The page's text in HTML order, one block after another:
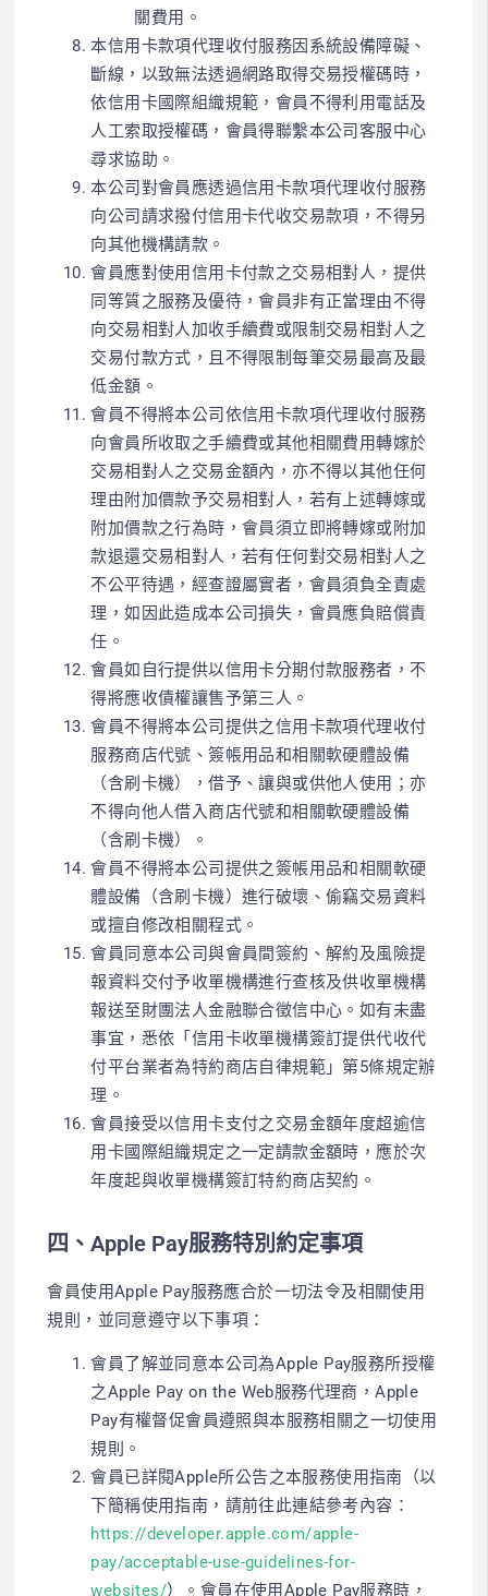
關費用。
本信用卡款項代理收付服務因系統設備障礙、
斷線，以致無法透過網路取得交易授權碼時，
依信用卡國際組織規範，會員不得利用電話及
人工索取授權碼，會員得聯繫本公司客服中心
尋求協助。
本公司對會員應透過信用卡款項代理收付服務
向公司請求撥付信用卡代收交易款項，不得另
向其他機構請款。
會員應對使用信用卡付款之交易相對人，提供
同等質之服務及優待，會員非有正當理由不得
向交易相對人加收手續費或限制交易相對人之
交易付款方式，且不得限制每筆交易最高及最
低金額。
會員不得將本公司依信用卡款項代理收付服務
向會員所收取之手續費或其他相關費用轉嫁於
交易相對人之交易金額內，亦不得以其他任何
理由附加價款予交易相對人，若有上述轉嫁或
附加價款之行為時，會員須立即將轉嫁或附加
款退還交易相對人，若有任何對交易相對人之
不公平待遇，經查證屬實者，會員須負全責處
理，如因此造成本公司損失，會員應負賠償責
任。
會員如自行提供以信用卡分期付款服務者，不
得將應收債權讓售予第三人。
會員不得將本公司提供之信用卡款項代理收付
服務商店代號、簽帳用品和相關軟硬體設備
（含刷卡機），借予、讓與或供他人使用；亦
不得向他人借入商店代號和相關軟硬體設備
（含刷卡機）。
會員不得將本公司提供之簽帳用品和相關軟硬
體設備（含刷卡機）進行破壞、偷竊交易資料
或擅自修改相關程式。
會員同意本公司與會員間簽約、解約及風險提
報資料交付予收單機構進行查核及供收單機構
報送至財團法人金融聯合徵信中心。如有未盡
事宜，悉依「信用卡收單機構簽訂提供代收代
付平台業者為特約商店自律規範」第5條規定辦
理。
會員接受以信用卡支付之交易金額年度超逾信
用卡國際組織規定之一定請款金額時，應於次
年度起與收單機構簽訂特約商店契約。
四、Apple Pay服務特別約定事項
會員使用Apple Pay服務應合於一切法令及相關使用
規則，並同意遵守以下事項：
會員了解並同意本公司為Apple Pay服務所授權
之Apple Pay on the Web服務代理商，Apple
Pay有權督促會員遵照與本服務相關之一切使用
規則。
會員已詳閱Apple所公告之本服務使用指南（以
下簡稱使用指南，請前往此連結參考內容：
https://developer.apple.com/apple-
pay/acceptable-use-guidelines-for-
websites/）。會員在使用Apple Pay服務時，